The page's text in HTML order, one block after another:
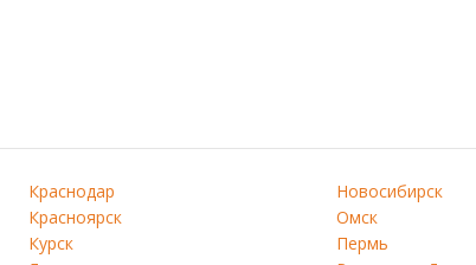
Краснодар
Красноярск
Курск
Новосибирск
Омск
Пермь